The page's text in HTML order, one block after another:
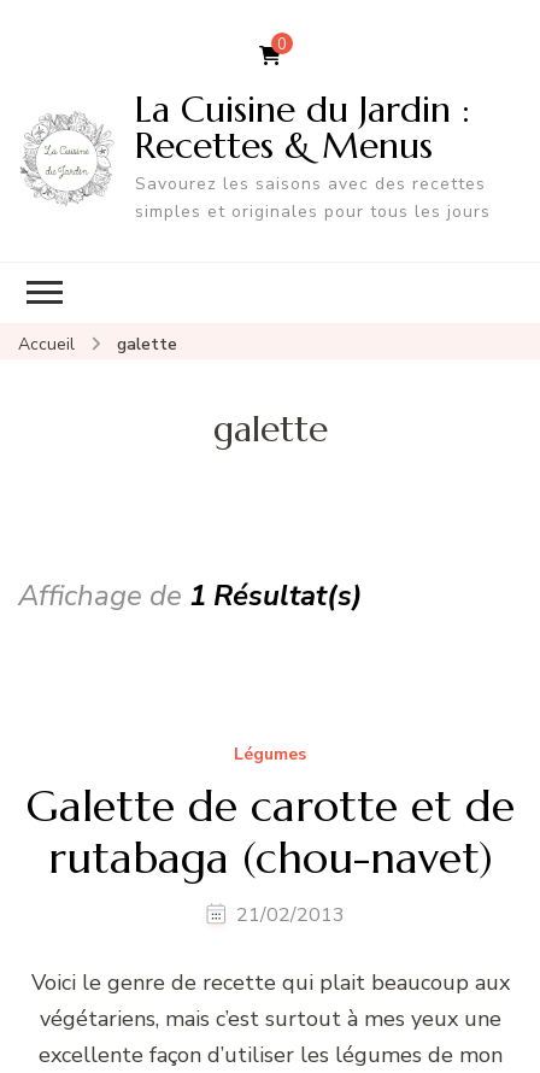
0
La Cuisine du Jardin :
Recettes & Menus
Savourez les saisons avec des recettes
simples et originales pour tous les jours
Accueil galette
galette
Affichage de 1 Résultat(s)
Légumes
Galette de carotte et de
rutabaga (chou-navet)
21/02/2013
Voici le genre de recette qui plait beaucoup aux
végétariens, mais c’est surtout à mes yeux une
excellente façon d’utiliser les légumes de mon